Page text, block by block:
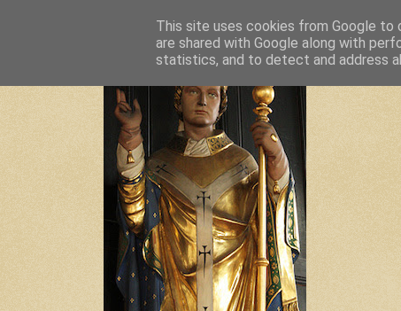
This site uses cookies from Google to
are shared with Google along with
statistics, and to detect and address